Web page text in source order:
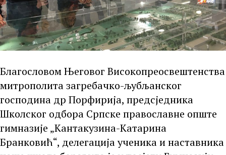
Благословом Његовог Високопреосвештенства
митрополита загребачко-љубљанског
господина др Порфирија, предсједника
Школског одбора Српске православне опште
гимназије „Кантакузина-Катарина
Бранковић“, делегација ученика и наставника